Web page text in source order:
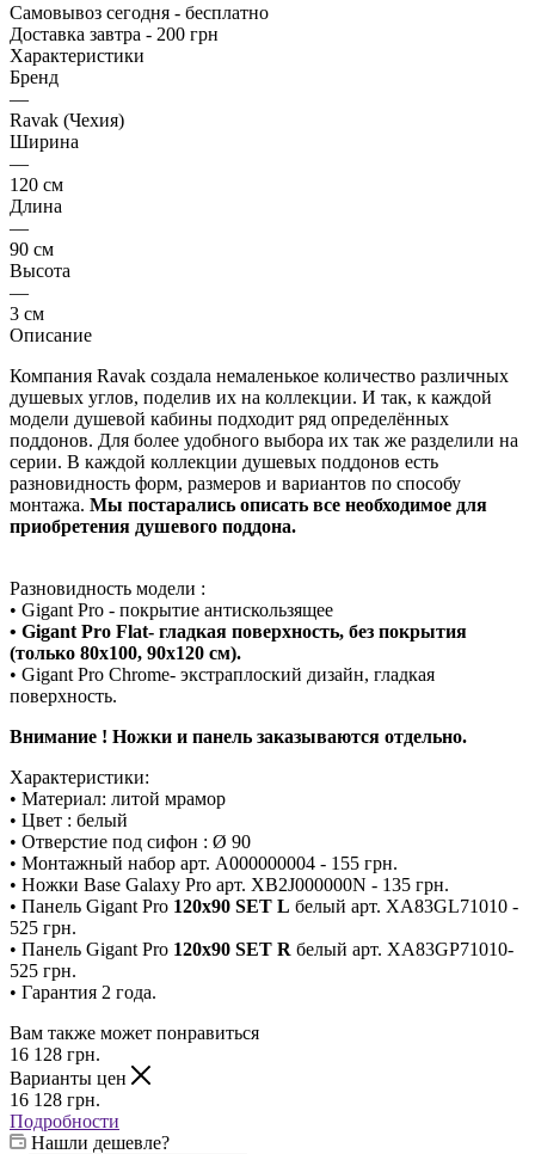
Самовывоз сегодня - бесплатно
Доставка завтра - 200 грн
Характеристики
Бренд
—
Ravak (Чехия)
Ширина
—
120 см
Длина
—
90 см
Высота
—
3 см
Описание
Компания Ravak создала немаленькое количество различных
душевых углов, поделив их на коллекции. И так, к каждой
модели душевой кабины подходит ряд определённых
поддонов. Для более удобного выбора их так же разделили на
серии. В каждой коллекции душевых поддонов есть
разновидность форм, размеров и вариантов по способу
монтажа. Мы постарались описать все необходимое для
приобретения душевого поддона.
Разновидность модели :
• Gigant Pro - покрытие антискользящее
• Gigant Pro Flat- гладкая поверхность, без покрытия
(только 80x100, 90x120 см).
• Gigant Pro Chrome- экстраплоский дизайн, гладкая
поверхность.
Внимание ! Ножки и панель заказываются отдельно.
Характеристики:
• Материал: литой мрамор
• Цвет : белый
• Отверстие под сифон : Ø 90
• Монтажный набор арт. A000000004 - 155 грн.
• Ножки Base Galaxy Pro арт. XB2J000000N - 135 грн.
• Панель Gigant Pro 120x90 SET L белый арт. XA83GL71010 -
525 грн.
• Панель Gigant Pro 120x90 SET R белый арт. XA83GP71010-
525 грн.
• Гарантия 2 года.
Вам также может понравиться
16 128 грн.
Варианты цен
16 128 грн.
Подробности
Нашли дешевле?